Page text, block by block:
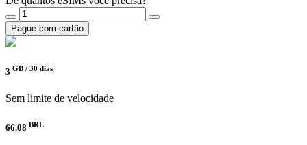
Pague com cartão
3 GB / 30 dias
Sem limite de velocidade
66.08 BRL